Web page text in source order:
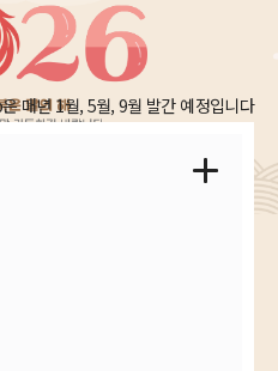
매년 1월, 5월, 9월 발간 예정입니다